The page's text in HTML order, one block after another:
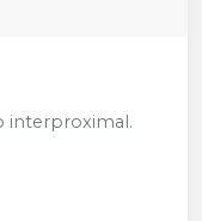
interproximal.